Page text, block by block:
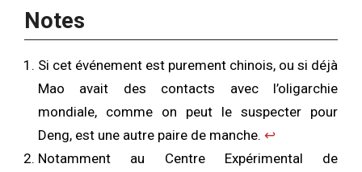
Notes
Si cet événement est purement chinois, ou si déjà
Mao avait des contacts avec l’oligarchie
mondiale, comme on peut le suspecter pour
Deng, est une autre paire de manche. ↩︎
Notamment au Centre Expérimental de